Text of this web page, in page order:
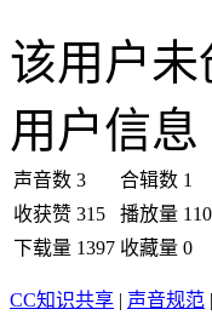
该用户
用户信息
声音数 3 合辑数 1
收获赞 315 播放量
下载量 1397 收藏量 0
CC知识共享 | 声音规范 |